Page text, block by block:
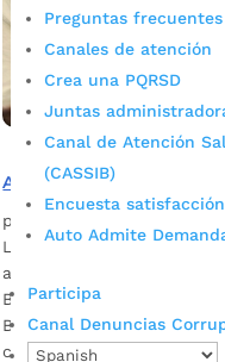
Preguntas frecuentes
Canales de atención
Crea una PQRSD
Juntas
Canal de Atención
(CASSIB)
Encuesta
Auto Admite
Participa
Canal Denuncias
Alístese para un nuevo
por
La socialización será el 20
asistan más líderes
Bucaramanga. Fotografía:
Bucaramanga El gobierno
cumpliendo al sector rural